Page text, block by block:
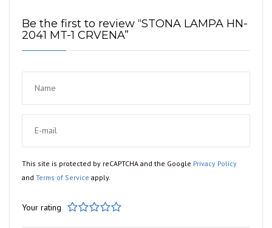
Be the first to review “STONA LAMPA HN-
2041 MT-1 CRVENA”
This site is protected by reCAPTCHA and the Google Privacy Policy
and Terms of Service apply.
Your rating
1 2 3 4 5